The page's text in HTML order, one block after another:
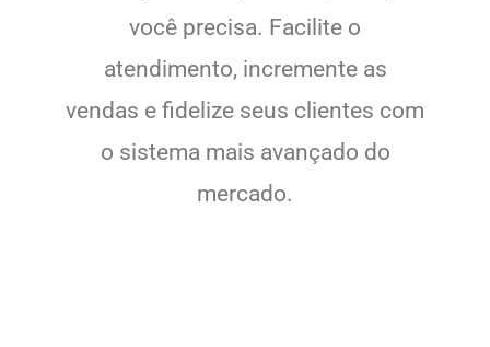
você precisa. Facilite o
atendimento, incremente as
vendas e fidelize seus clientes com
o sistema mais avançado do
mercado.